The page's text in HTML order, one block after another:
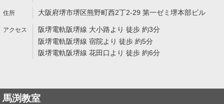
大阪府堺市堺区熊野町西2丁2-29 第一ゼミ堺本部ビル
阪堺電軌阪堺線 大小路より 徒歩 約3分
阪堺電軌阪堺線 宿院より 徒歩 約5分
阪堺電軌阪堺線 花田口より 徒歩 約6分
馬渕教室